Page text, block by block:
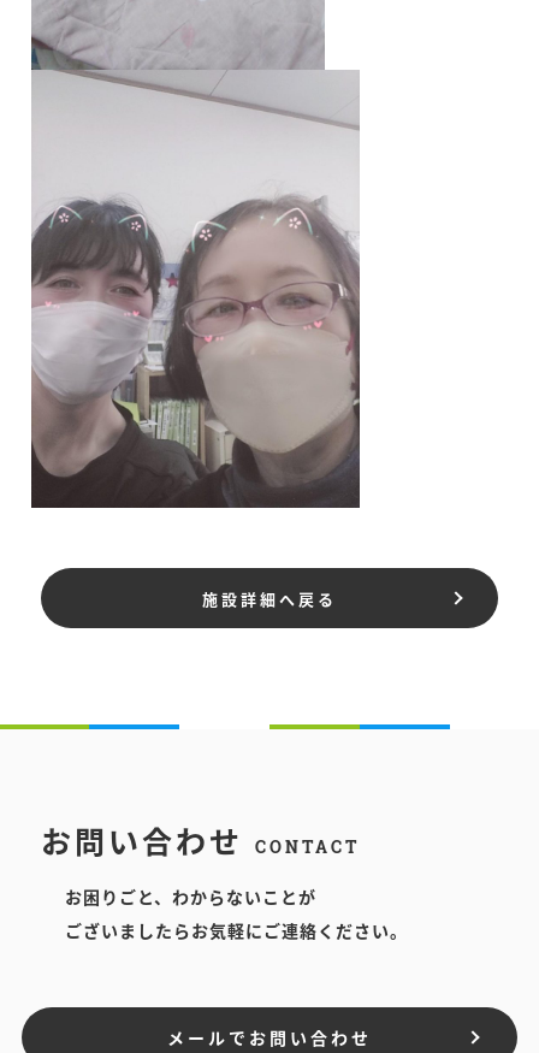
施設詳細へ戻る
お問い合わせ CONTACT
お困りごと、わからないことが
ございましたらお気軽にご連絡ください。
メールでお問い合わせ